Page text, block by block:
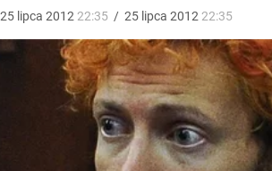
25 lipca 2012 22:35 / 25 lipca 2012 22:35